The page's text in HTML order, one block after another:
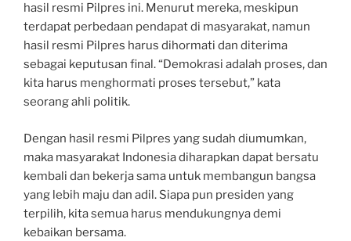
hasil resmi Pilpres ini. Menurut mereka, meskipun
terdapat perbedaan pendapat di masyarakat, namun
hasil resmi Pilpres harus dihormati dan diterima
sebagai keputusan final. “Demokrasi adalah proses, dan
kita harus menghormati proses tersebut,” kata
seorang ahli politik.
Dengan hasil resmi Pilpres yang sudah diumumkan,
maka masyarakat Indonesia diharapkan dapat bersatu
kembali dan bekerja sama untuk membangun bangsa
yang lebih maju dan adil. Siapa pun presiden yang
terpilih, kita semua harus mendukungnya demi
kebaikan bersama.